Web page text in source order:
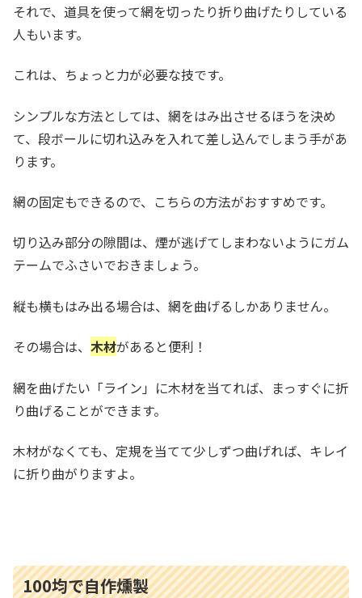
それで、道具を使って網を切ったり折り曲げたりしている
人もいます。
これは、ちょっと力が必要な技です。
シンプルな方法としては、網をはみ出させるほうを決め
て、段ボールに切れ込みを入れて差し込んでしまう手があ
ります。
網の固定もできるので、こちらの方法がおすすめです。
切り込み部分の隙間は、煙が逃げてしまわないようにガム
テームでふさいでおきましょう。
縦も横もはみ出る場合は、網を曲げるしかありません。
その場合は、 木材があると便利！
網を曲げたい「ライン」に木材を当てれば、まっすぐに折
り曲げることができます。
木材がなくても、定規を当てて少しずつ曲げれば、キレイ
に折り曲がりますよ。
100均で自作燻製